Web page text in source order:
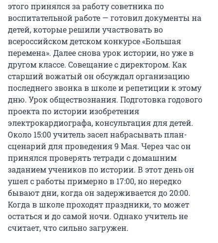
этого принялся за работу советника по
воспитательной работе — готовил документы на
детей, которые решили участвовать во
всероссийском детском конкурсе «Большая
перемена». Далее снова урок истории, но уже в
другом классе. Совещание с директором. Как
старший вожатый он обсуждал организацию
последнего звонка в школе и репетиции к этому
дню. Урок обществознания. Подготовка годового
проекта по истории изобретения
электрокардиографа, консультация для детей.
Около 15:00 учитель засел набрасывать план-
сценарий для проведения 9 Мая. Через час он
принялся проверять тетради с домашним
заданием учеников по истории. В этот день он
ушел с работы примерно в 17:00, но нередко
бывают дни, когда он задерживается до 20:00.
Когда в школе проходят праздники, то может
остаться и до самой ночи. Однако учитель не
считает, что сильно загружен.